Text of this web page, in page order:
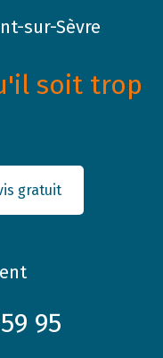
sur-Sèvre
soit trop
gratuit
95